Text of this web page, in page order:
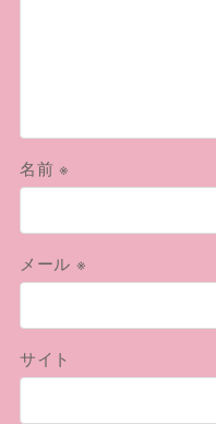
名前※
メール ※
サイト